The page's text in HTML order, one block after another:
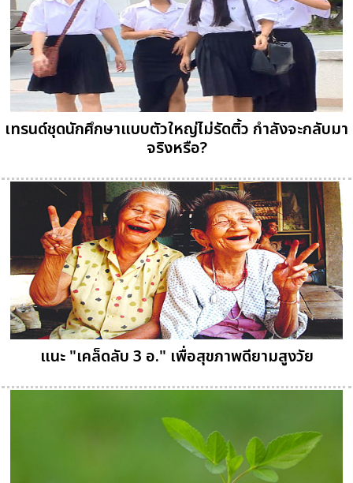
เทรนด์ชุดนักศึกษาแบบตัวใหญ่ไม่รัดติ้ว กำลังจะกลับมา
จริงหรือ?
แนะ "เคล็ดลับ 3 อ." เพื่อสุขภาพดียามสูงวัย